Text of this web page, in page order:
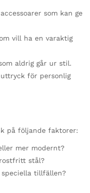
som kan ge
vill ha en varaktig
aldrig går ur stil.
för personlig
på följande faktorer:
mer modernt?
stål?
speciella tillfällen?